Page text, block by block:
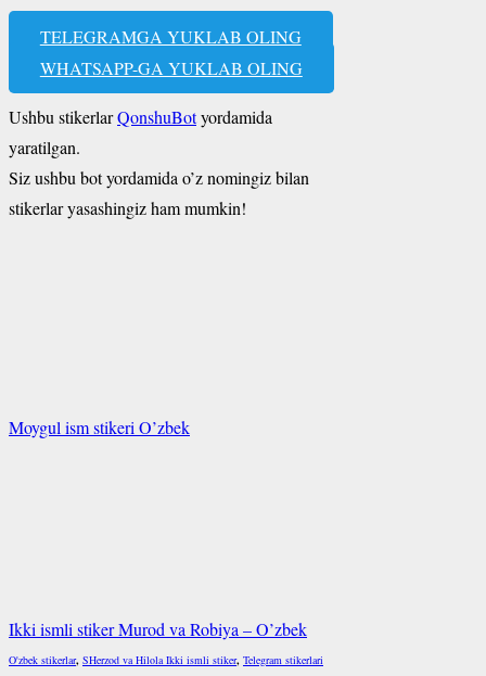
TELEGRAMGA YUKLAB OLING
WHATSAPP-GA YUKLAB OLING
Ushbu stikerlarQonshuBotyordamida
yaratilgan.
Siz ushbu bot yordamida o’z nomingiz bilan
stikerlar yasashingiz ham mumkin!
Moygul ism stikeri O’zbek
Ikki ismli stiker Murod va Robiya – O’zbek
O'zbek stikerlar, SHerzod va Hilola Ikki ismli stiker, Telegram stikerlari